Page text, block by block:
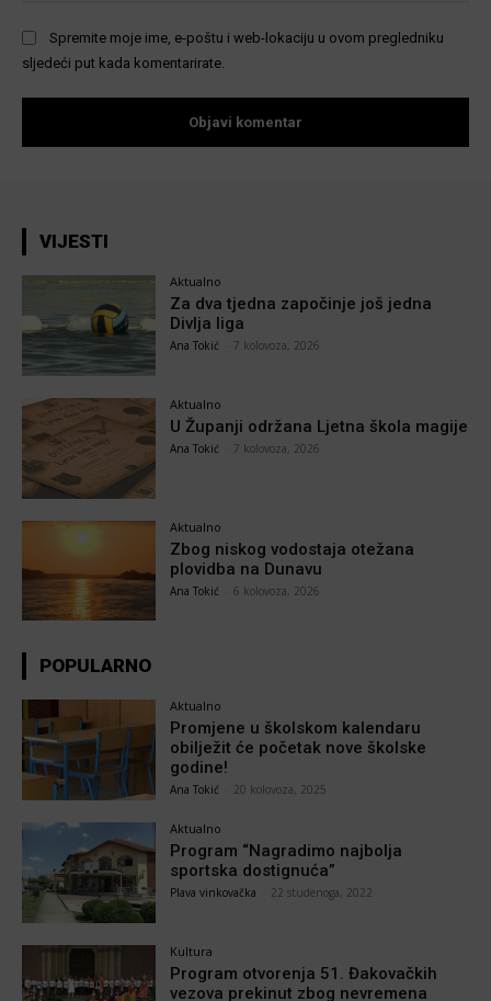
Spremite moje ime, e-poštu i web-lokaciju u ovom pregledniku
sljedeći put kada komentarirate.
VIJESTI
Aktualno
Za dva tjedna započinje još jedna
Divlja liga
Ana Tokić 7 kolovoza, 2026
Aktualno
U Županji održana Ljetna škola magije
Ana Tokić 7 kolovoza, 2026
Aktualno
Zbog niskog vodostaja otežana
plovidba na Dunavu
Ana Tokić 6 kolovoza, 2026
POPULARNO
Aktualno
Promjene u školskom kalendaru
obilježit će početak nove školske
godine!
Ana Tokić 20 kolovoza, 2025
Aktualno
Program “Nagradimo najbolja
sportska dostignuća”
Plava vinkovačka 22 studenoga, 2022
Kultura
Program otvorenja 51. Đakovačkih
vezova prekinut zbog nevremena